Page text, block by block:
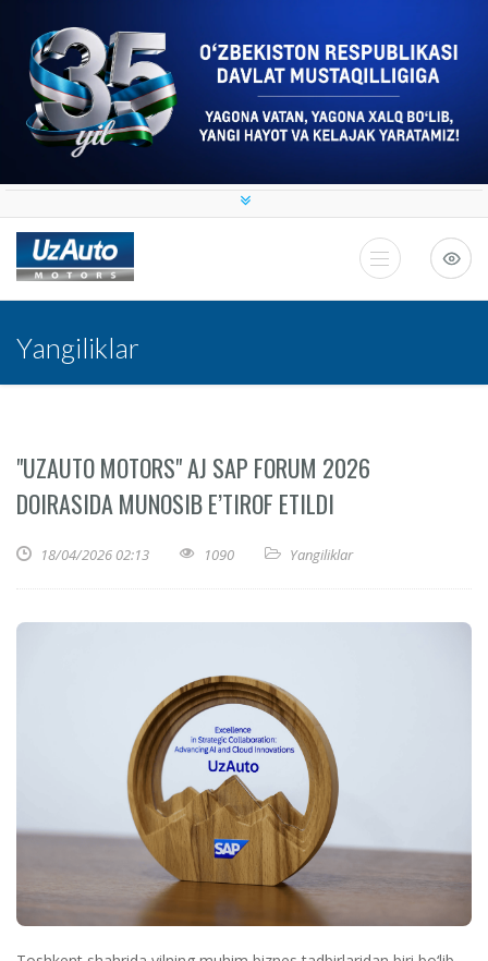
Yangiliklar
"UZAUTO MOTORS" AJ SAP FORUM 2026
DOIRASIDA MUNOSIB E’TIROF ETILDI
18/04/2026 02:13 1090 Yangiliklar